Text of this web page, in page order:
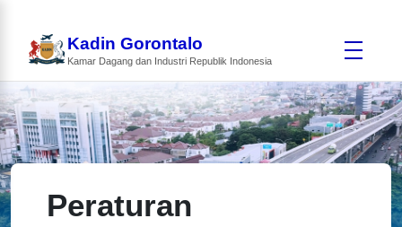
Kadin Gorontalo
Kamar Dagang dan Industri Republik Indonesia
Peraturan